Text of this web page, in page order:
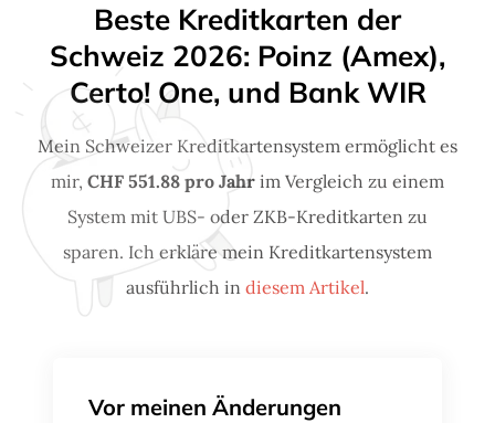
Beste Kreditkarten der
Schweiz 2026: Poinz (Amex),
Certo! One, und Bank WIR
Mein Schweizer Kreditkartensystem ermöglicht es
mir, CHF 551.88 pro Jahr im Vergleich zu einem
System mit UBS- oder ZKB-Kreditkarten zu
sparen. Ich erkläre mein Kreditkartensystem
ausführlich in diesem Artikel.
Vor meinen Änderungen